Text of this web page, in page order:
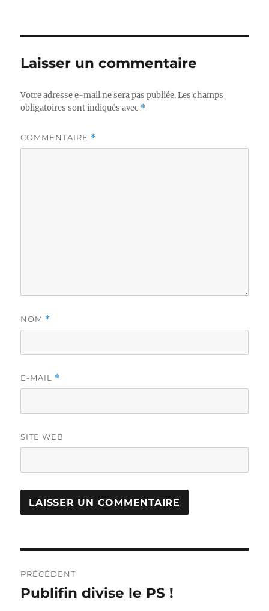
Laisser un commentaire
Votre adresse e-mail ne sera pas publiée. Les champs
obligatoires sont indiqués avec *
COMMENTAIRE *
NOM *
E-MAIL *
SITE WEB
de
PRÉCÉDENT
Publication
Publifin divise le PS !